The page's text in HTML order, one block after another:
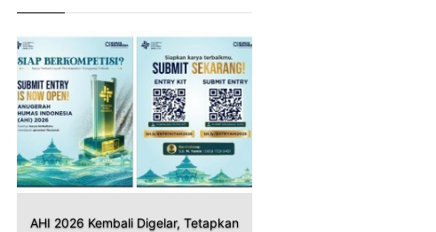
AHI 2026 Kembali Digelar, Tetapkan
Previous Next